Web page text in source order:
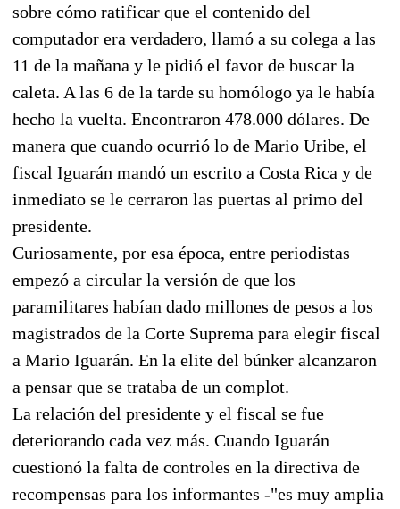
sobre cómo ratificar que el contenido del
computador era verdadero, llamó a su colega a las
11 de la mañana y le pidió el favor de buscar la
caleta. A las 6 de la tarde su homólogo ya le había
hecho la vuelta. Encontraron 478.000 dólares. De
manera que cuando ocurrió lo de Mario Uribe, el
fiscal Iguarán mandó un escrito a Costa Rica y de
inmediato se le cerraron las puertas al primo del
presidente.
Curiosamente, por esa época, entre periodistas
empezó a circular la versión de que los
paramilitares habían dado millones de pesos a los
magistrados de la Corte Suprema para elegir fiscal
a Mario Iguarán. En la elite del búnker alcanzaron
a pensar que se trataba de un complot.
La relación del presidente y el fiscal se fue
deteriorando cada vez más. Cuando Iguarán
cuestionó la falta de controles en la directiva de
recompensas para los informantes -"es muy amplia